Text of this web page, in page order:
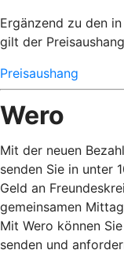
Ergänzend zu den
gilt der
Preisaushang
Wero
Mit der neuen
senden Sie in unter
Geld an
gemeinsamen
Mit Wero können
senden und